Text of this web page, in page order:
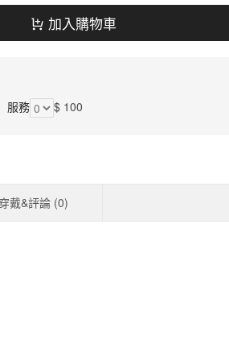
加入購物車
服務
$ 100
穿戴&評論 (0)